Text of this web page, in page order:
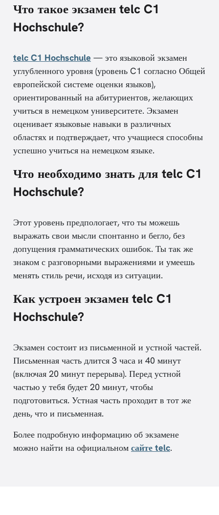
Что такое экзамен telc C1
Hochschule?
telc C1 Hochschule — это языковой экзамен
углубленного уровня (уровень C1 согласно Общей
европейской системе оценки языков),
ориентированный на абитуриентов, желающих
учиться в немецком университете. Экзамен
оценивает языковые навыки в различных
областях и подтверждает, что учащиеся способны
успешно учиться на немецком языке.
Что необходимо знать для telc C1
Hochschule?
Этот уровень предпологает, что ты можешь
выражать свои мысли спонтанно и бегло, без
допущения грамматических ошибок. Ты так же
знаком с разговорными выражениями и умеешь
менять стиль речи, исходя из ситуации.
Как устроен экзамен telc C1
Hochschule?
Экзамен состоит из письменной и устной частей.
Письменная часть длится 3 часа и 40 минут
(включая 20 минут перерыва). Перед устной
частью у тебя будет 20 минут, чтобы
подготовиться. Устная часть проходит в тот же
день, что и письменная.
Более подробную информацию об экзамене
можно найти на официальном сайте telc.